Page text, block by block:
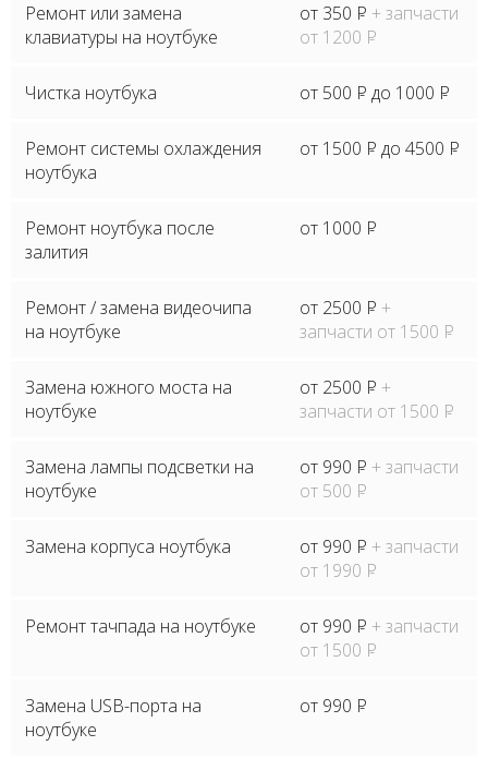
Ремонт или замена
клавиатуры на ноутбуке
от 350 P + запчасти
от 1200 P
Чистка ноутбука от 500 P до 1000 P
Ремонт системы охлаждения
ноутбука
от 1500 P до 4500 P
Ремонт ноутбука после
залития
от 1000 P
Ремонт / замена видеочипа
на ноутбуке
от 2500 P +
запчасти от 1500 P
Замена южного моста на
ноутбуке
от 2500 P +
запчасти от 1500 P
Замена лампы подсветки на
ноутбуке
от 990 P + запчасти
от 500 P
Замена корпуса ноутбука от 990 P + запчасти
от 1990 P
Ремонт тачпада на ноутбуке от 990 P + запчасти
от 1500 P
Замена USB-порта на
ноутбуке
от 990 P